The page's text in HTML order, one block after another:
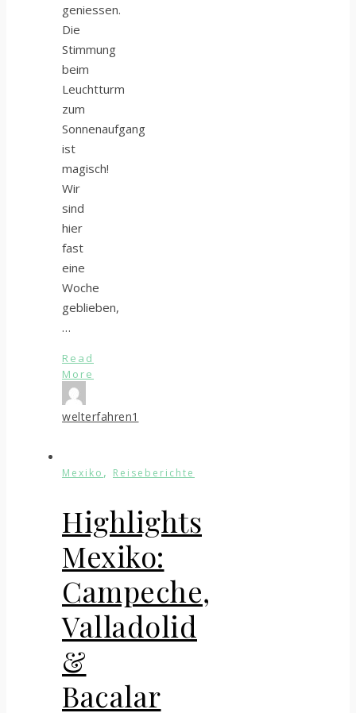
geniessen.
Die
Stimmung
beim
Leuchtturm
zum
Sonnenaufgang
ist
magisch!
Wir
sind
hier
fast
eine
Woche
geblieben,
…
Read
More
welterfahren1
Mexiko , Reiseberichte
Highlights
Mexiko:
Campeche,
Valladolid
&
Bacalar